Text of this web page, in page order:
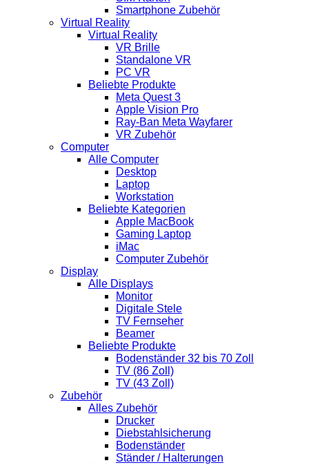
Smartphone Zubehör
Virtual Reality
Virtual Reality
VR Brille
Standalone VR
PC VR
Beliebte Produkte
Meta Quest 3
Apple Vision Pro
Ray-Ban Meta Wayfarer
VR Zubehör
Computer
Alle Computer
Desktop
Laptop
Workstation
Beliebte Kategorien
Apple MacBook
Gaming Laptop
iMac
Computer Zubehör
Display
Alle Displays
Monitor
Digitale Stele
TV Fernseher
Beamer
Beliebte Produkte
Bodenständer 32 bis 70 Zoll
TV (86 Zoll)
TV (43 Zoll)
Zubehör
Alles Zubehör
Drucker
Diebstahlsicherung
Bodenständer
Ständer / Halterungen